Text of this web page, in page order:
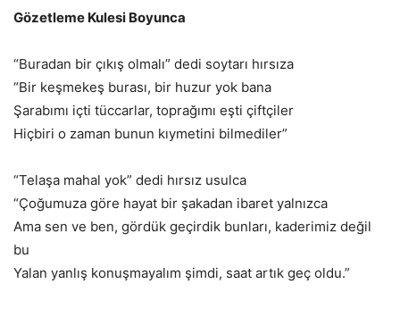
Gözetleme Kulesi Boyunca
“Buradan bir çıkış olmalı” dedi soytarı hırsıza
“Bir keşmekeş burası, bir huzur yok bana
Şarabımı içti tüccarlar, toprağımı eşti çiftçiler
Hiçbiri o zaman bunun kıymetini bilmediler”
“Telaşa mahal yok” dedi hırsız usulca
“Çoğumuza göre hayat bir şakadan ibaret yalnızca
Ama sen ve ben, gördük geçirdik bunları, kaderimiz değil
bu
Yalan yanlış konuşmayalım şimdi, saat artık geç oldu.”